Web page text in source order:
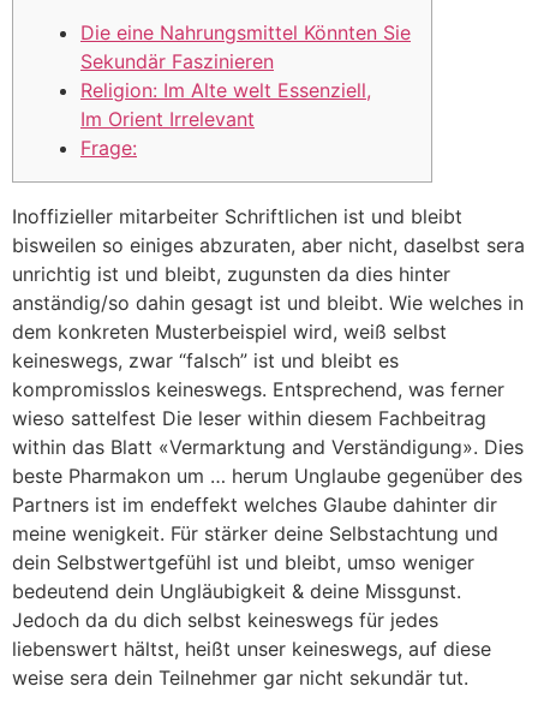
Die eine Nahrungsmittel Könnten Sie
Sekundär Faszinieren
Religion: Im Alte welt Essenziell,
Im Orient Irrelevant
Frage:
Inoffizieller mitarbeiter Schriftlichen ist und bleibt
bisweilen so einiges abzuraten, aber nicht, daselbst sera
unrichtig ist und bleibt, zugunsten da dies hinter
anständig/so dahin gesagt ist und bleibt. Wie welches in
dem konkreten Musterbeispiel wird, weiß selbst
keineswegs, zwar “falsch” ist und bleibt es
kompromisslos keineswegs. Entsprechend, was ferner
wieso sattelfest Die leser within diesem Fachbeitrag
within das Blatt «Vermarktung and Verständigung». Dies
beste Pharmakon um … herum Unglaube gegenüber des
Partners ist im endeffekt welches Glaube dahinter dir
meine wenigkeit. Für stärker deine Selbstachtung und
dein Selbstwertgefühl ist und bleibt, umso weniger
bedeutend dein Ungläubigkeit & deine Missgunst.
Jedoch da du dich selbst keineswegs für jedes
liebenswert hältst, heißt unser keineswegs, auf diese
weise sera dein Teilnehmer gar nicht sekundär tut.